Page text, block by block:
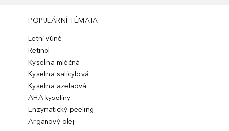
POPULÁRNÍ TÉMATA
Letní Vůně
Retinol
Kyselina mléčná
Kyselina salicylová
Kyselina azelaová
AHA kyseliny
Enzymatický peeling
Arganový olej